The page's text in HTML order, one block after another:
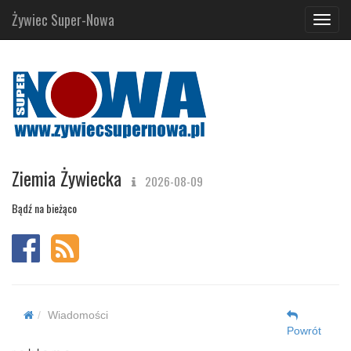
Żywiec Super-Nowa
Ziemia Żywiecka 2026-08-09
Bądź na bieżąco
Wiadomości
Powrót